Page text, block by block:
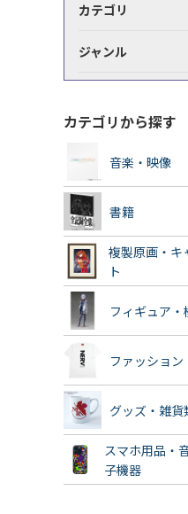
カテゴリ
ジャンル
カテゴリから探す
音楽・映像
書籍
複製原画・キ
ト
フィギュア・
ファッション
グッズ・雑貨
スマホ用品・
子機器